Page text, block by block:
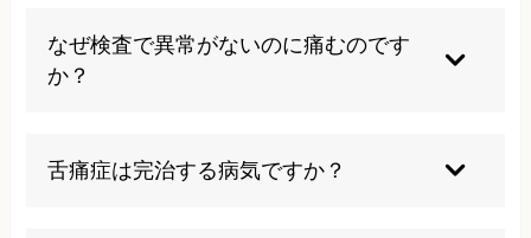
性があります。
腫瘍や潰瘍などの病変が確認できます。専門医に
よる検査で鑑別診断が可能です。心配な場合は必
なぜ検査で異常がないのに痛むのです
か？
画像検査や血液検査では発見できない微細な神経
の変化が痛みを引き起こしています。機能的な問
舌痛症は完治する病気ですか？